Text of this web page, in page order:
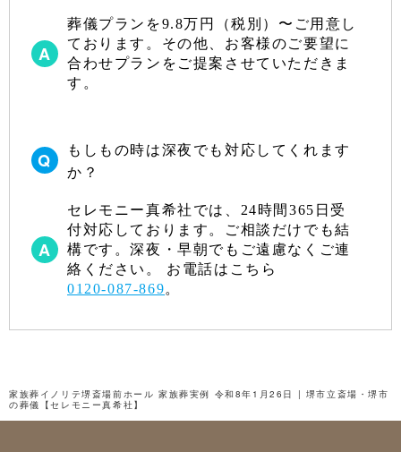
葬儀プランを9.8万円（税別）〜ご用意し
ております。その他、お客様のご要望に
合わせプランをご提案させていただきま
す。
もしもの時は深夜でも対応してくれます
か？
セレモニー真希社では、24時間365日受
付対応しております。ご相談だけでも結
構です。深夜・早朝でもご遠慮なくご連
絡ください。 お電話はこちら
0120-087-869。
家族葬イノリテ堺斎場前ホール 家族葬実例 令和8年1月26日 | 堺市立斎場・堺市
の葬儀【セレモニー真希社】